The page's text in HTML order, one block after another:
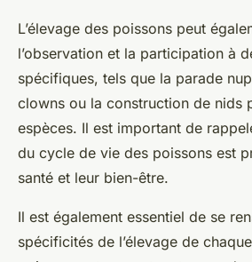
L’élevage des poissons peut
l’observation et la participation à
spécifiques, tels que la parade
clowns ou la construction de nids
espèces. Il est important de
du cycle de vie des poissons est
santé et leur bien-être.
Il est également essentiel de se
spécificités de l’élevage de